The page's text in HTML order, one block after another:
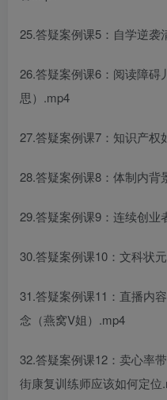
25.答疑案例课5：自学逆袭
26.答疑案例课6：阅读障碍
思）.mp4
27.答疑案例课7：知识产权
28.答疑案例课8：体制内
29.答疑案例课9：连续创业
30.答疑案例课10：文科状
31.答疑案例课11：直播内
念（燕窝V姐）.mp4
32.答疑案例课12：卖心率
街康复训练师应该如何定位